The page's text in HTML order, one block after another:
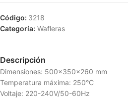
Código: 3218
Categoría: Wafleras
Descripción
Dimensiones: 500x350x260 mm
Temperatura máxima: 250°C
Voltaje: 220-240V/50-60Hz